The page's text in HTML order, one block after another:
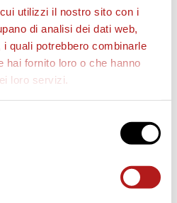
utilizzi il nostro sito con i
di analisi dei dati web,
quali potrebbero combinarle
hai fornito loro o che hanno
loro servizi.
i
d